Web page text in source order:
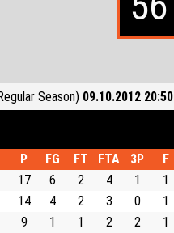
Season) 09.10.2012
P FG FT FTA 3P
F
17 6 2 4 1
1
14 4 2 3 0
1
9 1 1 2 2
1